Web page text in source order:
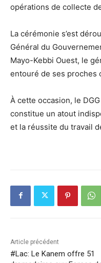
opérations de collecte
La cérémonie s’est
Général du
Mayo-Kebbi Ouest, le
entouré de ses proches
À cette occasion, le
constitue un atout
et la réussite du travail
Article précédent
#Lac: Le Kanem offre 51